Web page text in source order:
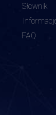
Słownik
FAQ